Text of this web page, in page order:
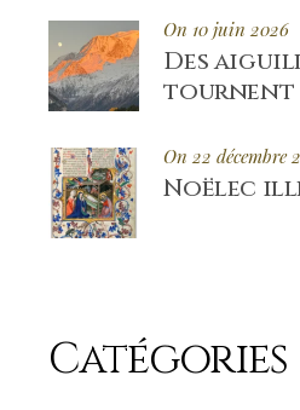
On 10 juin 2026
Des
tournent
On 22 décembre
Noëlec
Catégories